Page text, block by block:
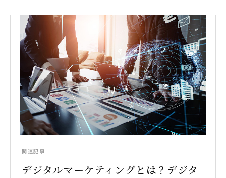
関連記事
デジタルマーケティングとは？デジタ